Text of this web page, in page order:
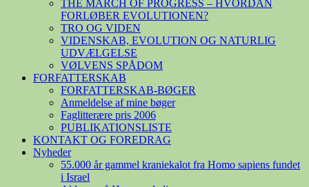
THE MARCH OF PROGRESS – HVORDAN
FORLØBER EVOLUTIONEN?
TRO OG VIDEN
VIDENSKAB, EVOLUTION OG NATURLIG
UDVÆLGELSE
VØLVENS SPÅDOM
FORFATTERSKAB
FORFATTERSKAB-BØGER
Anmeldelse af mine bøger
Faglitterære pris 2006
PUBLIKATIONSLISTE
KONTAKT OG FOREDRAG
Nyheder
55.000 år gammel kraniekalot fra Homo sapiens fundet
i Israel